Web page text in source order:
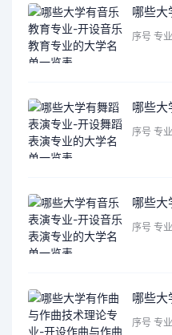
序号 专
序号 专
序号 专
序号 专